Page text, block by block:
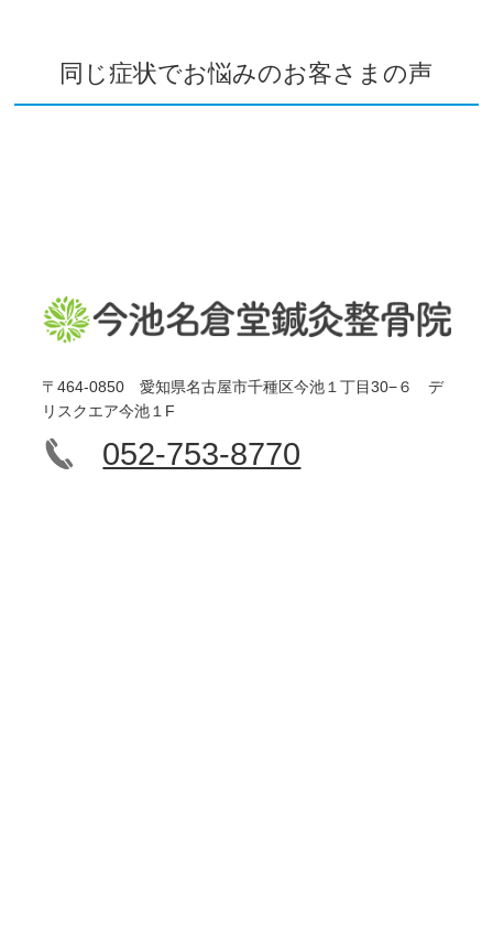
同じ症状でお悩みのお客さまの声
〒464-0850 愛知県名古屋市千種区今池１丁目30−６ デ
リスクエア今池１F
052-753-8770